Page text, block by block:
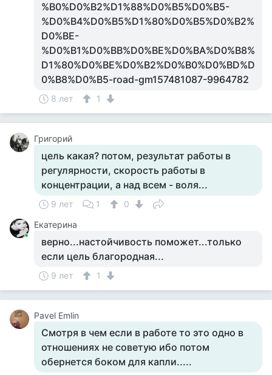
%B0%D0%B2%D1%88%D0%B5%D0%B5-
%D0%B4%D0%B5%D1%80%D0%B5%D0%B2%
D0%BE-
%D0%B1%D0%BB%D0%BE%D0%BA%D0%B8%
D1%80%D0%BE%D0%B2%D0%B0%D0%BD%D
0%B8%D0%B5-road-gm157481087-9964782
8 лет 1
Григорий
цель какая? потом, результат работы в
регулярности, скорость работы в
концентрации, а над всем - воля...
9 лет 1
0
Екатерина
верно...настойчивость поможет...только
если цель благородная...
9 лет 1
Pavel Emlin
Смотря в чем если в работе то это одно в
отношениях не советую ибо потом
обернется боком для капли.....